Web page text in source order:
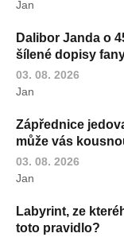
Jan
Dalibor Janda o
šílené dopisy
03. 08. 2026
Jan
Zápřednice
může vás
03. 08. 2026
Jan
Labyrint, ze
toto pravidlo?